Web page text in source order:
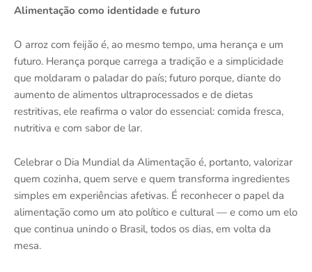
Alimentação como identidade e futuro
O arroz com feijão é, ao mesmo tempo, uma herança e um
futuro. Herança porque carrega a tradição e a simplicidade
que moldaram o paladar do país; futuro porque, diante do
aumento de alimentos ultraprocessados e de dietas
restritivas, ele reafirma o valor do essencial: comida fresca,
nutritiva e com sabor de lar.
Celebrar o Dia Mundial da Alimentação é, portanto, valorizar
quem cozinha, quem serve e quem transforma ingredientes
simples em experiências afetivas. É reconhecer o papel da
alimentação como um ato político e cultural — e como um elo
que continua unindo o Brasil, todos os dias, em volta da
mesa.